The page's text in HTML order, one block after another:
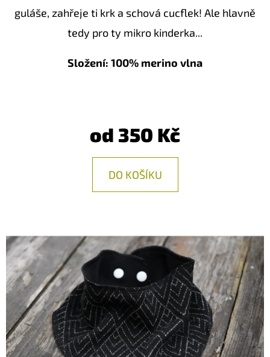
guláše, zahřeje ti krk a schová cucflek! Ale hlavně
tedy pro ty mikro kinderka...
Složení: 100% merino vlna
od 350 Kč
DO KOŠÍKU
E
HLEDAT
D
O
P